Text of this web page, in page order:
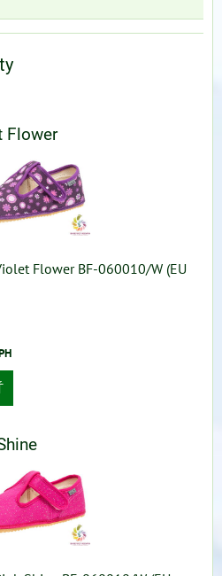
Flower
Flower BF-060010/W (EU